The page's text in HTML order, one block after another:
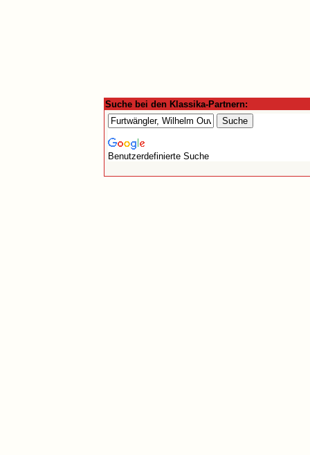
Suche bei den Klassika-Partnern:
Benutzerdefinierte Suche